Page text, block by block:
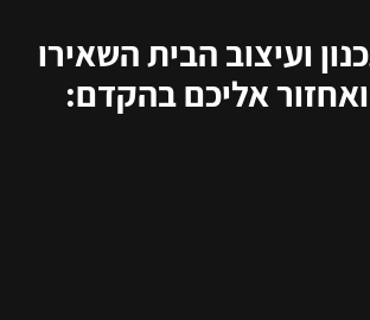
ועיצוב הבית השאירו
אליכם בהקדם: